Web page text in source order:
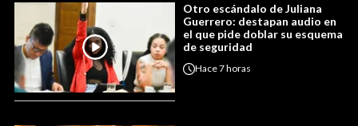
Otro escándalo de Juliana
Guerrero: destapan audio en
el que pide doblar su esquema
de seguridad
Hace7 horas